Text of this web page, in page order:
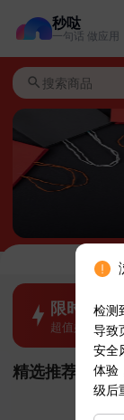
秒哒
一句话 做应用
检测
导致
安全
体验
级后